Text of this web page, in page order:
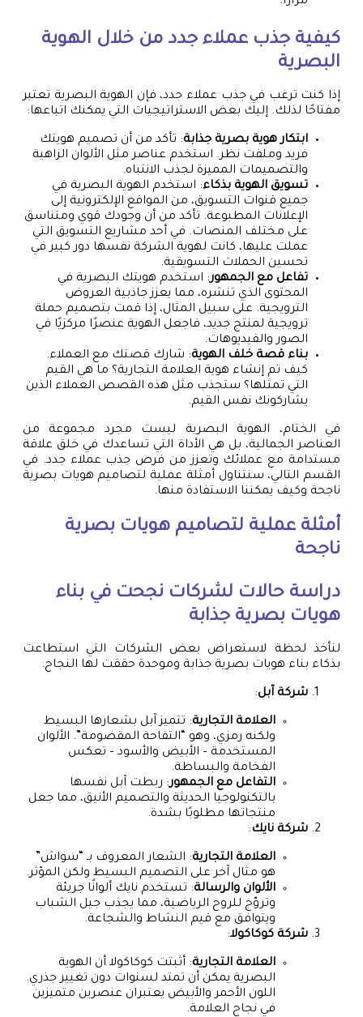
كيفية جذب عملاء جدد من خلال الهوية
البصرية
إذا كنت ترغب في جذب عملاء جدد، فإن الهوية البصرية تعتبر
مفتاحًا لذلك. إليك بعض الاستراتيجيات التي يمكنك اتباعها:
ابتكار هوية بصرية جذابة: تأكد من أن تصميم هويتك
فريد وملفت نظر. استخدم عناصر مثل الألوان الزاهية
والتصميمات المميزة لجذب الانتباه.
تسويق الهوية بذكاء: استخدم الهوية البصرية في
جميع قنوات التسويق، من المواقع الإلكترونية إلى
الإعلانات المطبوعة. تأكد من أن وجودك قوي ومتناسق
على مختلف المنصات. في أحد مشاريع التسويق التي
عملت عليها، كانت لهوية الشركة نفسها دور كبير في
تحسين الحملات التسويقية.
تفاعل مع الجمهور: استخدم هويتك البصرية في
المحتوى الذي تنشره، مما يعزز جاذبية العروض
الترويجية. على سبيل المثال، إذا قمت بتصميم حملة
ترويجية لمنتج جديد، فاجعل الهوية عنصرًا مركزيًا في
الصور والفيديوهات.
بناء قصة خلف الهوية: شارك قصتك مع العملاء.
كيف تم إنشاء هوية العلامة التجارية؟ ما هي القيم
التي تمثلها؟ ستجذب مثل هذه القصص العملاء الذين
يشاركونك نفس القيم.
في الختام، الهوية البصرية ليست مجرد مجموعة من
العناصر الجمالية، بل هي الأداة التي تساعدك في خلق علاقة
مستدامة مع عملائك وتعزز من فرص جذب عملاء جدد. في
القسم التالي، سنتناول أمثلة عملية لتصاميم هويات بصرية
ناجحة وكيف يمكننا الاستفادة منها.
أمثلة عملية لتصاميم هويات بصرية
ناجحة
دراسة حالات لشركات نجحت في بناء
هويات بصرية جذابة
لنأخذ لحظة لاستعراض بعض الشركات التي استطاعت
بذكاء بناء هويات بصرية جذابة وموحدة حققت لها النجاح.
شركة آبل:
العلامة التجارية: تتميز آبل بشعارها البسيط
ولكنه رمزي، وهو “التفاحة المقضومة”. الألوان
المستخدمة – الأبيض والأسود – تعكس
الفخامة والبساطة.
التفاعل مع الجمهور: ربطت آبل نفسها
بالتكنولوجيا الحديثة والتصميم الأنيق، مما جعل
منتجاتها مطلوبًا بشدة.
شركة نايك:
العلامة التجارية: الشعار المعروف بـ “سواش”
هو مثال آخر على التصميم البسيط ولكن المؤثر.
الألوان والرسالة: تستخدم نايك ألوانًا جريئة
وتروّج للروح الرياضية، مما يجذب جيل الشباب
ويتوافق مع قيم النشاط والشجاعة.
شركة كوكاكولا:
العلامة التجارية: أثبتت كوكاكولا أن الهوية
البصرية يمكن أن تمتد لسنوات دون تغيير جذري.
اللون الأحمر والأبيض يعتبران عنصرين متميزين
في نجاح العلامة.